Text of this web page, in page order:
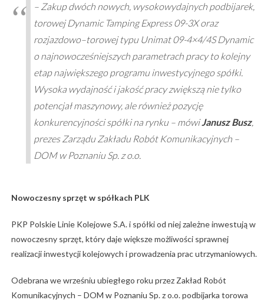
– Zakup dwóch nowych, wysokowydajnych podbijarek,
torowej Dynamic Tamping Express 09-3X oraz
rozjazdowo–torowej typu Unimat 09-4×4/4S Dynamic
o najnowocześniejszych parametrach pracy to kolejny
etap największego programu inwestycyjnego spółki.
Wysoka wydajność i jakość pracy zwiększą nie tylko
potencjał maszynowy, ale również pozycję
konkurencyjności spółki na rynku – mówiJanusz Busz,
prezes Zarządu Zakładu Robót Komunikacyjnych –
DOM w Poznaniu Sp. z o.o.
Nowoczesny sprzęt w spółkach PLK
PKP Polskie Linie Kolejowe S.A. i spółki od niej zależne inwestują w
nowoczesny sprzęt, który daje większe możliwości sprawnej
realizacji inwestycji kolejowych i prowadzenia prac utrzymaniowych.
Odebrana we wrześniu ubiegłego roku przez Zakład Robót
Komunikacyjnych – DOM w Poznaniu Sp. z o.o. podbijarka torowa